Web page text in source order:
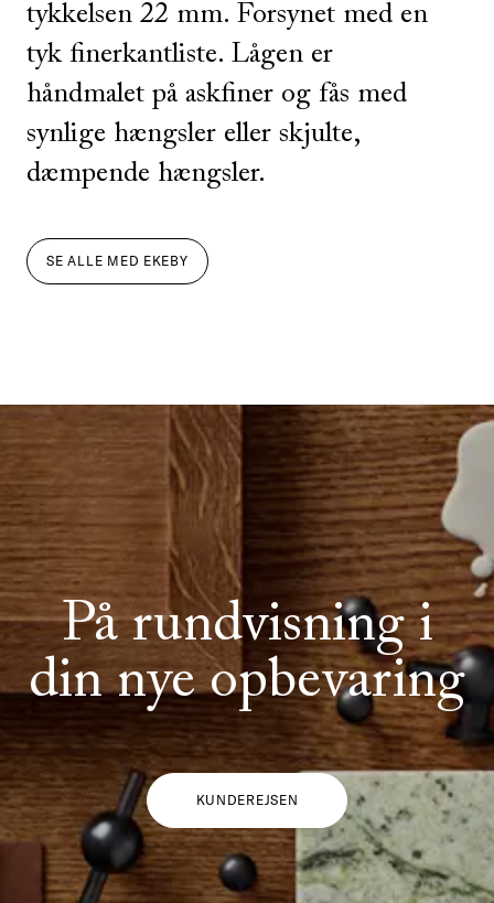
tykkelsen 22 mm. Forsynet med en
tyk finerkantliste. Lågen er
håndmalet på askfiner og fås med
synlige hængsler eller skjulte,
dæmpende hængsler.
SE ALLE MED EKEBY
På rundvisning i
din nye opbevaring
KUNDEREJSEN